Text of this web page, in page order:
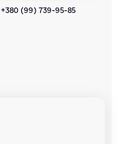
+380 (99) 739-95-85